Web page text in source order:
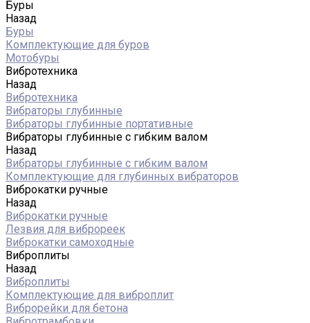
Буры
Назад
Буры
Комплектующие для буров
Мотобуры
Вибротехника
Назад
Вибротехника
Вибраторы глубинные
Вибраторы глубинные портативные
Вибраторы глубинные с гибким валом
Назад
Вибраторы глубинные с гибким валом
Комплектующие для глубинных вибраторов
Виброкатки ручные
Назад
Виброкатки ручные
Лезвия для виброреек
Виброкатки самоходные
Виброплиты
Назад
Виброплиты
Комплектующие для виброплит
Виброрейки для бетона